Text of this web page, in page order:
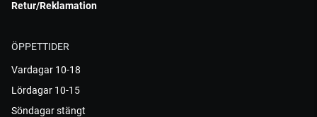
Retur/Reklamation
ÖPPETTIDER
Vardagar 10-18
Lördagar 10-15
Söndagar stängt